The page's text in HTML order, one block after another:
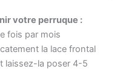
votre perruque :
fois par mois
la lace frontal
laissez-la poser 4-5